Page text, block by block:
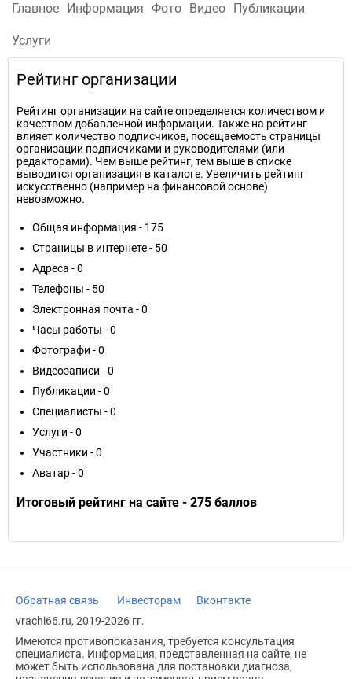
Главное Информация Фото Видео Публикации
Услуги
Рейтинг организации
Рейтинг организации на сайте определяется количеством и
качеством добавленной информации. Также на рейтинг
влияет количество подписчиков, посещаемость страницы
организации подписчиками и руководителями (или
редакторами). Чем выше рейтинг, тем выше в списке
выводится организация в каталоге. Увеличить рейтинг
искусственно (например на финансовой основе)
невозможно.
Общая информация - 175
Страницы в интернете - 50
Адреса - 0
Телефоны - 50
Электронная почта - 0
Часы работы - 0
Фотографи - 0
Видеозаписи - 0
Публикации - 0
Специалисты - 0
Услуги - 0
Участники - 0
Аватар - 0
Итоговый рейтинг на сайте - 275 баллов
Обратная связь Инвесторам
Вконтакте
vrachi66.ru, 2019-2026 гг.
Имеются противопоказания, требуется консультация
специалиста. Информация, представленная на сайте, не
может быть использована для постановки диагноза,